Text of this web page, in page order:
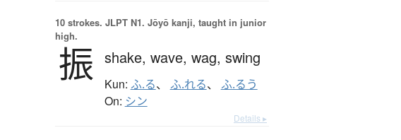
10 strokes. JLPT N1. Jōyō kanji, taught in junior
high.
振 shake, wave, wag, swing
Kun: ふ.る、 ふ.れる、 ふ.るう
On: シン
Details ▸